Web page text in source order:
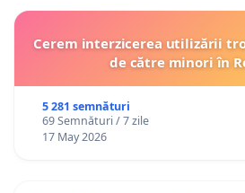
Cerem interzicerea utilizării
de către minori în
5 281 semnături
69 Semnături / 7 zile
17 May 2026